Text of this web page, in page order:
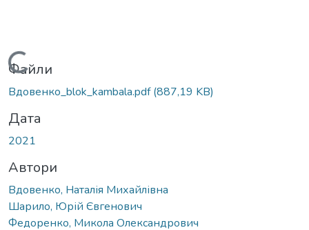
Вантажиться...
Файли
Вдовенко_blok_kambala.pdf(887,19 KB)
Дата
2021
Автори
Вдовенко, Наталія Михайлівна
Шарило, Юрій Євгенович
Федоренко, Микола Олександрович